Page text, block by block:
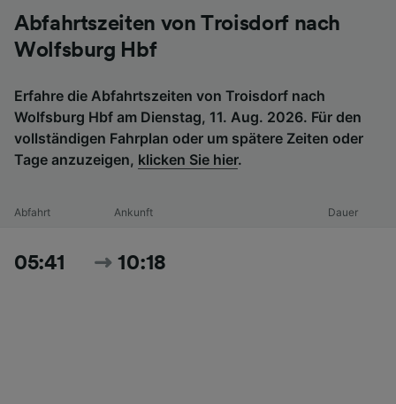
Abfahrtszeiten von Troisdorf nach
Wolfsburg Hbf
Erfahre die Abfahrtszeiten von Troisdorf nach
Wolfsburg Hbf am Dienstag, 11. Aug. 2026. Für den
vollständigen Fahrplan oder um spätere Zeiten oder
Tage anzuzeigen, klicken Sie hier.
Abfahrt Ankunft Dauer
05:41 10:18